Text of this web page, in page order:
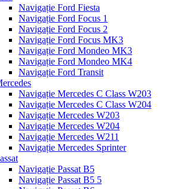
Navigație Ford Fiesta
Navigație Ford Focus 1
Navigație Ford Focus 2
Navigație Ford Focus MK3
Navigație Ford Mondeo MK3
Navigație Ford Mondeo MK4
Navigație Ford Transit
Navigație Mercedes C Class W203
Navigație Mercedes C Class W204
Navigație Mercedes W203
Navigație Mercedes W204
Navigație Mercedes W211
Navigație Mercedes Sprinter
Navigație Passat B5
Navigație Passat B5 5